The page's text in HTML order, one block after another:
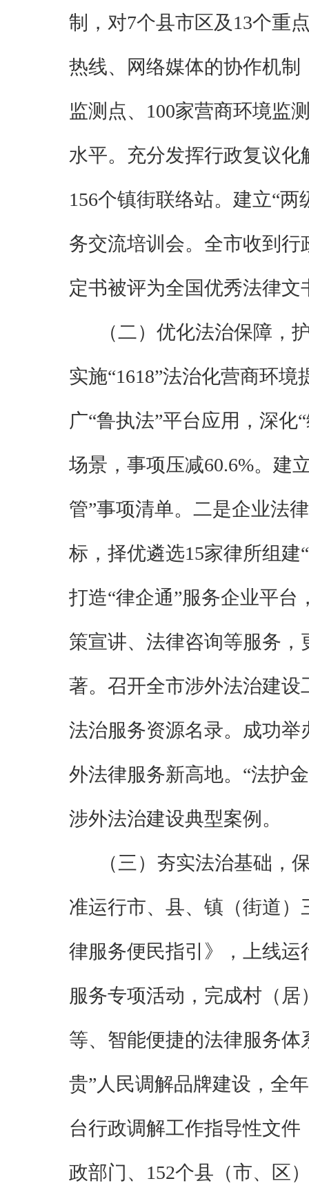
制，对7个县市区及 13个重
热线、网络媒体的协作机制
监测点、 100家营商环境监
水平。 充分发挥行政复议
156个镇街联络站。 建立“两
务交流培训会。 全市收到行
定书被评为全国优秀法律
（二）优化法治保障，
实施“1618”法治化营商环境
广“鲁执法”平台应用，深化
场景，事项压减60.6%。建
管”事项清单。二是企业法
标 ，择优遴选15家律所组建
打造“律企通”服务企业平台
策宣讲、 法律咨询等服务，
著。 召开全市涉外法治建
法治服务资源名录。成功
外法律服务新高地。 “法护
涉外法治建设典型案例。
（三）夯实法治基础，
准运行市、县、镇（街道
律服务便民指引》， 上线运
服务专项活动，完成村（
等、智能便捷的法律服务体
贵”人民调解品牌建设，全
台行政调解工作指导性文
政部门、 152个县（市、区